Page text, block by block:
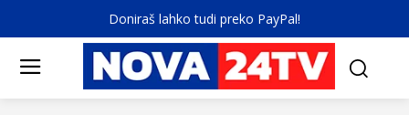
Doniraš lahko tudi preko PayPal!